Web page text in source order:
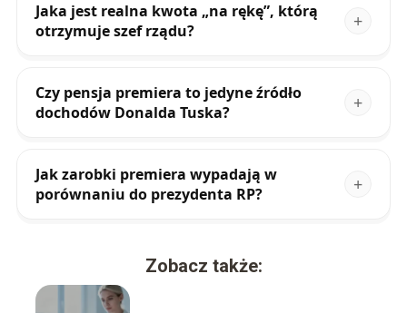
Jaka jest realna kwota „na rękę”, którą
otrzymuje szef rządu?
Czy pensja premiera to jedyne źródło
dochodów Donalda Tuska?
Jak zarobki premiera wypadają w
porównaniu do prezydenta RP?
Zobacz także: